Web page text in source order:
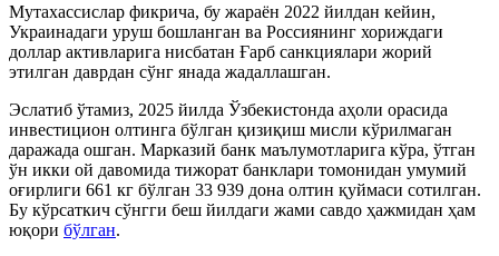
Мутахассислар фикрича, бу жараён 2022 йилдан кейин,
Украинадаги уруш бошланган ва Россиянинг хориждаги
доллар активларига нисбатан Ғарб санкциялари жорий
этилган даврдан сўнг янада жадаллашган.
Эслатиб ўтамиз, 2025 йилда Ўзбекистонда аҳоли орасида
инвестицион олтинга бўлган қизиқиш мисли кўрилмаган
даражада ошган. Марказий банк маълумотларига кўра, ўтган
ўн икки ой давомида тижорат банклари томонидан умумий
оғирлиги 661 кг бўлган 33 939 дона олтин қуймаси сотилган.
Бу кўрсаткич сўнгги беш йилдаги жами савдо ҳажмидан ҳам
юқори бўлган.